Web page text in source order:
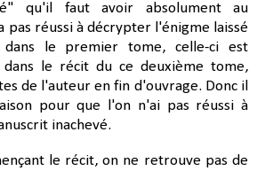
qu'il faut avoir absolument au
pas réussi à décrypter l'énigme laissé
dans le premier tome, celle-ci est
dans le récit du ce deuxième tome,
de l'auteur en fin d'ouvrage. Donc il
pour que l'on n'ai pas réussi à
inachevé.
le récit, on ne retrouve pas de